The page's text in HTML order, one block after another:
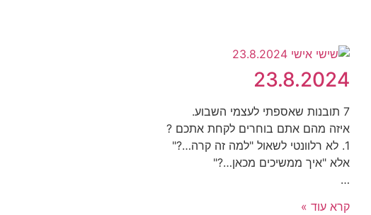
23.8.2024
7 תובנות שאספתי לעצמי השבוע.
איזה מהם אתם בוחרים לקחת אתכם ?
1. לא רלוונטי לשאול "למה זה קרה…?"
אלא "איך ממשיכים מכאן…?"
…
קרא עוד »